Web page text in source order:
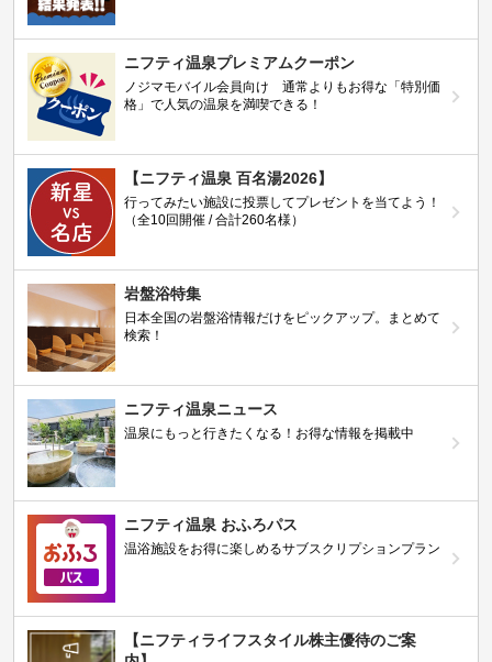
ニフティ温泉プレミアムクーポン
ノジマモバイル会員向け 通常よりもお得な「特別価
格」で人気の温泉を満喫できる！
【ニフティ温泉 百名湯2026】
行ってみたい施設に投票してプレゼントを当てよう！
（全10回開催 / 合計260名様）
岩盤浴特集
日本全国の岩盤浴情報だけをピックアップ。まとめて
検索！
ニフティ温泉ニュース
温泉にもっと行きたくなる！お得な情報を掲載中
ニフティ温泉 おふろパス
温浴施設をお得に楽しめるサブスクリプションプラン
【ニフティライフスタイル株主優待のご案